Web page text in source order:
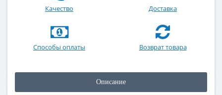
Качество Доставка
Способы оплаты Возврат товара
Описание